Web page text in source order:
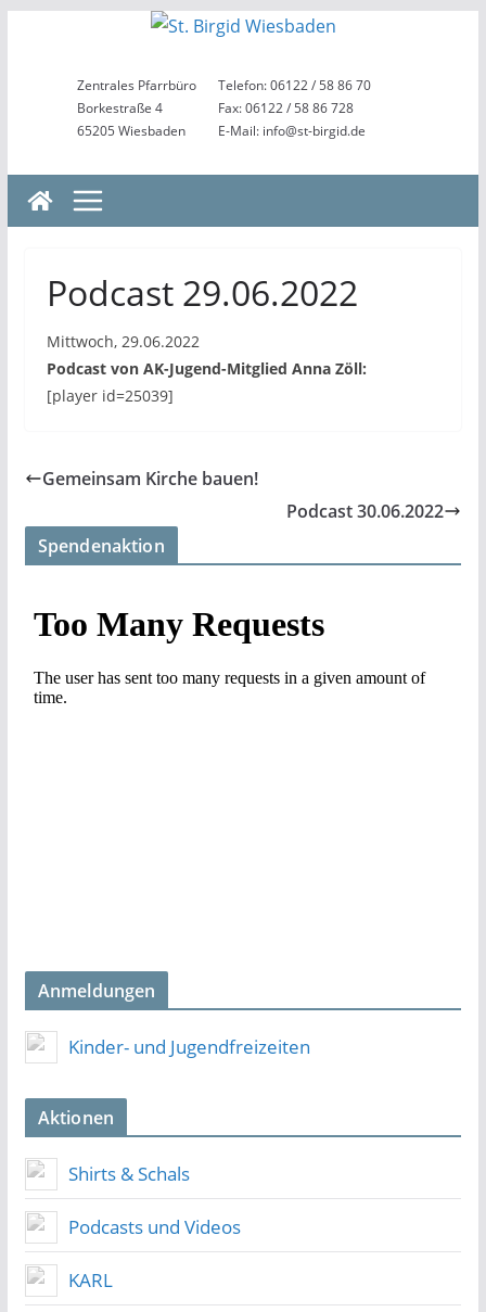
springenZentrales Pfarrbüro
Borkestraße 4
65205 Wiesbaden
Telefon: 06122 / 58 86 70
Fax: 06122 / 58 86 728
E-Mail: info@st-birgid.de
Podcast 29.06.2022
Mittwoch, 29.06.2022
Podcast von AK-Jugend-Mitglied Anna Zöll:
[player id=25039]
Gemeinsam Kirche bauen!
Podcast 30.06.2022
Spendenaktion
Anmeldungen
Kinder- und Jugendfreizeiten
Aktionen
Shirts & Schals
Podcasts und Videos
KARL